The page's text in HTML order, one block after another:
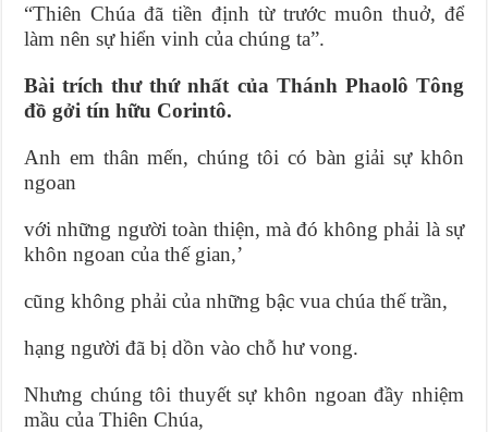
“Thiên Chúa đã tiền định từ trước muôn thuở, để
làm nên sự hiển vinh của chúng ta”.
Bài trích thư thứ nhất của Thánh Phaolô Tông
đồ gởi tín hữu Corintô.
Anh em thân mến, chúng tôi có bàn giải sự khôn
ngoan
với những người toàn thiện, mà đó không phải là sự
khôn ngoan của thế gian,’
cũng không phải của những bậc vua chúa thế trần,
hạng người đã bị dồn vào chỗ hư vong.
Nhưng chúng tôi thuyết sự khôn ngoan đầy nhiệm
mầu của Thiên Chúa,